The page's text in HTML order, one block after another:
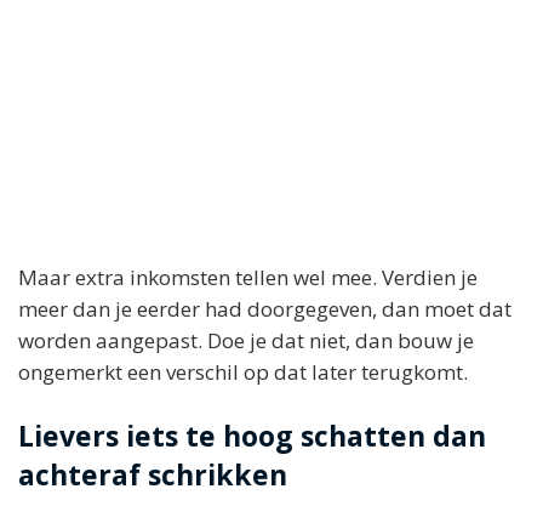
Maar extra inkomsten tellen wel mee. Verdien je
meer dan je eerder had doorgegeven, dan moet dat
worden aangepast. Doe je dat niet, dan bouw je
ongemerkt een verschil op dat later terugkomt.
Lievers iets te hoog schatten dan
achteraf schrikken